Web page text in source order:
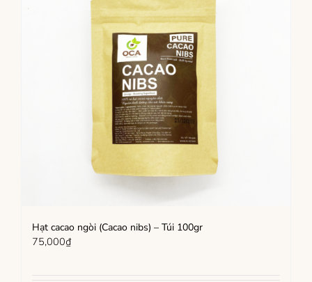
Hạt cacao ngòi (Cacao nibs) – Túi 100gr
75,000₫